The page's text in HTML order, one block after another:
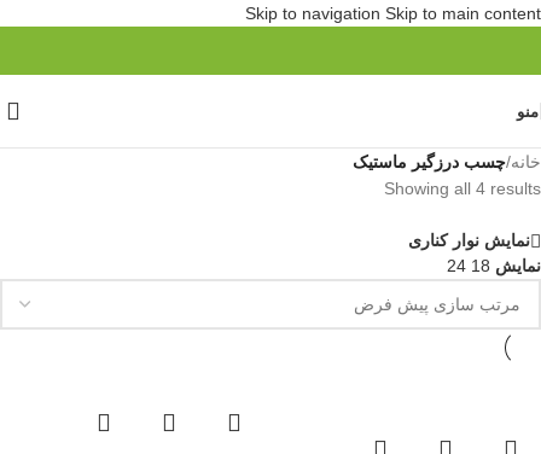
Skip to navigation Skip to main content
منو
خانه/چسب درزگیر ماستیک
Showing all 4 results
نمایش نوار کناری
نمایش 18
24